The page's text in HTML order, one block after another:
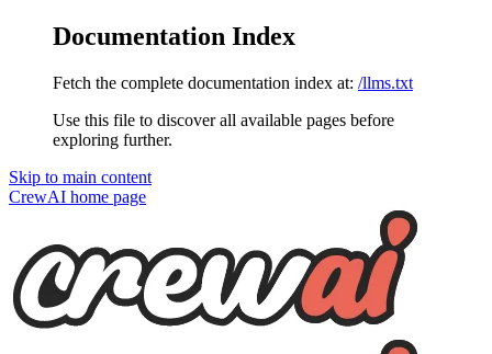
Documentation Index
Fetch the complete documentation index at: /llms.txt
Use this file to discover all available pages before
exploring further.
Skip to main content
CrewAI home page